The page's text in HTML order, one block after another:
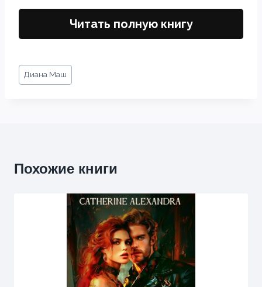
Читать полную книгу
Метки
записи:
Диана Маш
Похожие книги